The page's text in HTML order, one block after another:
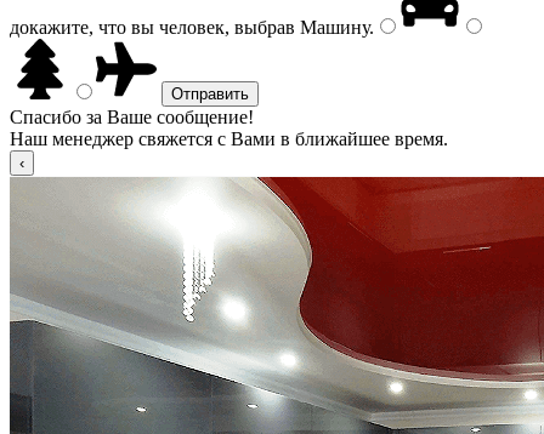
докажите, что вы человек, выбрав Машину.
Спасибо за Ваше сообщение!
Наш менеджер свяжется с Вами в ближайшее время.